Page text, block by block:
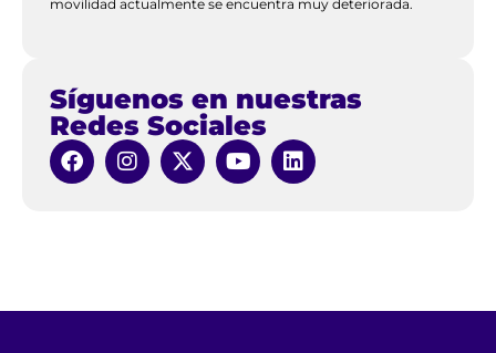
movilidad actualmente se encuentra muy deteriorada.
Síguenos en nuestras
Redes Sociales